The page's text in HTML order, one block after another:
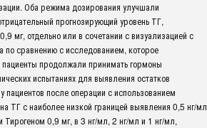
Оба режима дозирования улучшали
прогнозирующий уровень ТГ,
мг, отдельно или в сочетании с визуализацией с
по сравнению с исследованием, которое
продолжали принимать гормоны
испытаниях для выявления остатков
после операции с использованием
ТГ с наиболее низкой границей выявления 0,5 нг/мл
Тирогеном 0,9 мг, в 3 нг/мл, 2 нг/мл и 1 нг/мл,